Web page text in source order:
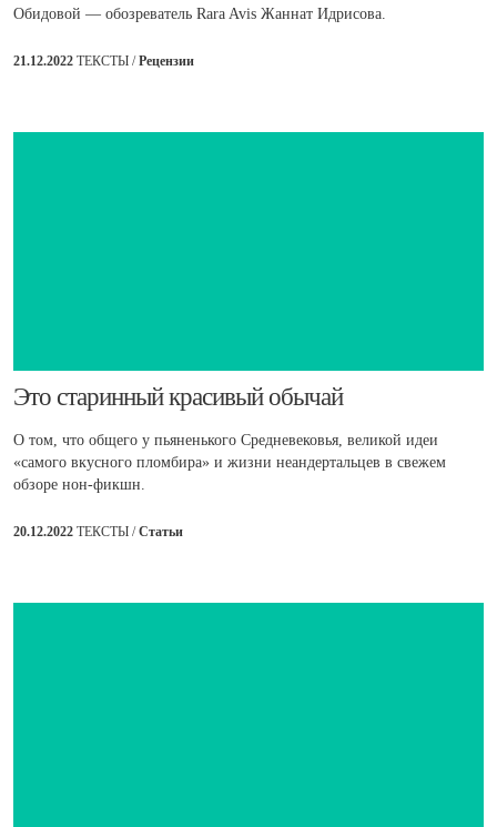
Обидовой — обозреватель Rara Avis Жаннат Идрисова.
21.12.2022 ТЕКСТЫ /Рецензии
Это старинный красивый обычай
О том, что общего у пьяненького Средневековья, великой идеи
«самого вкусного пломбира» и жизни неандертальцев в свежем
обзоре нон-фикшн.
20.12.2022 ТЕКСТЫ /Статьи